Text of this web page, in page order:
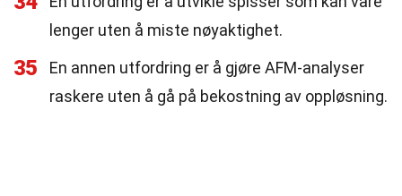
lenger uten å miste nøyaktighet.
35
En annen utfordring er å gjøre AFM-analyser
raskere uten å gå på bekostning av oppløsning.